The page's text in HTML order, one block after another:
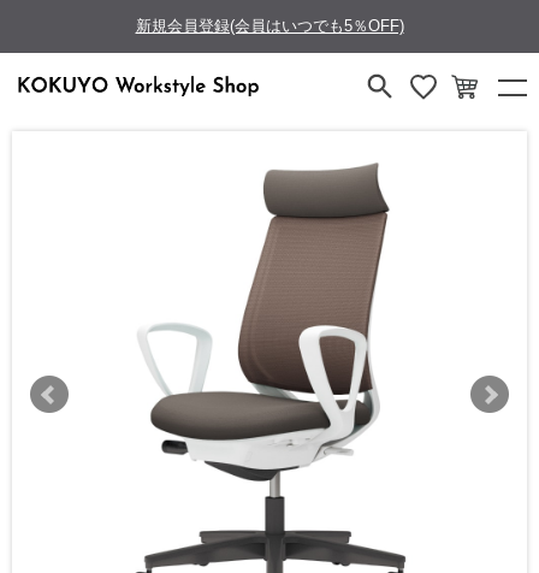
新規会員登録(会員はいつでも5％OFF)